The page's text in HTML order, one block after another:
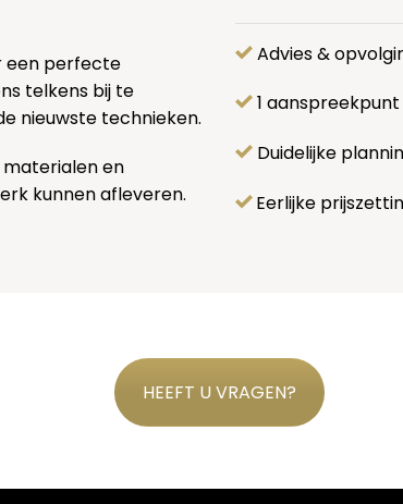
een perfecte
telkens bij te
nieuwste technieken.
en
kunnen afleveren.
Advies &
1
Duidelijke
Eerlijke
HEEFT U VRAGEN?